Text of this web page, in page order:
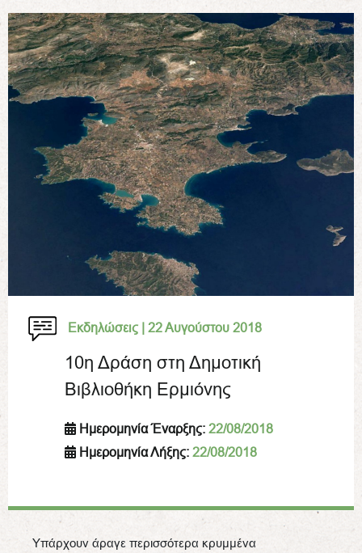
Εκδηλώσεις | 22 Αυγούστου 2018
10η Δράση στη Δημοτική
Βιβλιοθήκη Ερμιόνης
Ημερομηνία Έναρξης: 22/08/2018
Ημερομηνία Λήξης: 22/08/2018
Υπάρχουν άραγε περισσότερα κρυμμένα